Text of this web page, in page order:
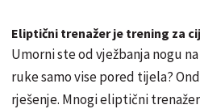
Eliptični trenažer je trening za
Umorni ste od vježbanja nogu
ruke samo vise pored tijela?
rješenje. Mnogi eliptični